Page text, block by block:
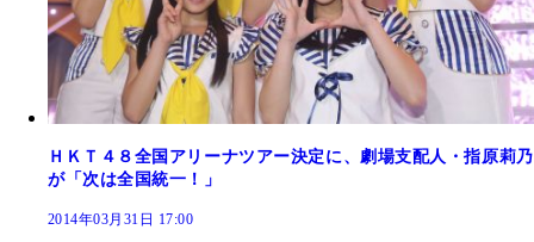
ＨＫＴ４８全国アリーナツアー決定に、劇場支配人・指原莉乃
が「次は全国統一！」
2014年03月31日 17:00